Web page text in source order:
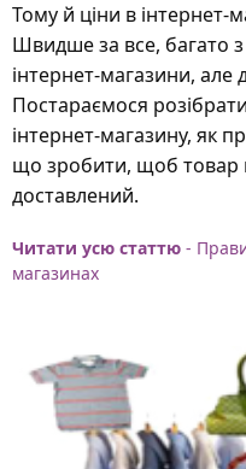
Тому й ціни в інтернет-
Швидше за все, багато
інтернет-магазини, але
Постараємося
інтернет-магазину, як
що зробити, щоб товар
доставлений.
Читати усю статтю -
магазинах